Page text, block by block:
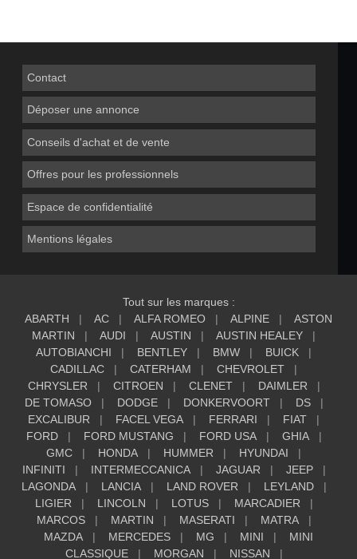
Contact
Déposer une annonce
Conseils d'achat et de vente
Offres pour les professionnels
Espace de confidentialité
Mentions légales
Tout sur les marques :
ABARTH
AC ALFA ROMEO ALPINE
ASTON
MARTIN
AUDI AUSTIN
AUSTIN HEALEY
AUTOBIANCHI
BENTLEY BMW
BUICK
CADILLAC
CATERHAM
CHEVROLET
CHRYSLER
CITROEN CLENET
DAIMLER
DE TOMASO
DODGE DONKERVOORT
DS
EXCALIBUR
FACEL VEGA FERRARI
FIAT
FORD
FORD MUSTANG FORD USA
GHIA
GMC
HONDA HUMMER
HYUNDAI
INFINITI
INTERMECCANICA JAGUAR
JEEP
LAGONDA
LANCIA LAND ROVER
LEYLAND
LIGIER
LINCOLN LOTUS
MARCADIER
MARCOS
MARTIN MASERATI
MATRA
MAZDA
MERCEDES MG MINI
MINI
CLASSIQUE
MORGAN NISSAN